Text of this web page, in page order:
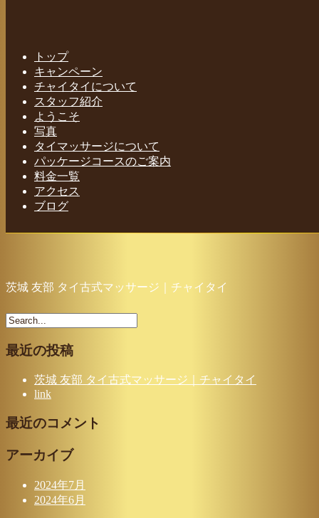
Toggle navigation
トップ
キャンペーン
チャイタイについて
スタッフ紹介
ようこそ
写真
タイマッサージについて
パッケージコースのご案内
料金一覧
アクセス
ブログ
茨城 友部 タイ古式マッサージ｜チャイタイ
最近の投稿
茨城 友部 タイ古式マッサージ｜チャイタイ
link
最近のコメント
アーカイブ
2024年7月
2024年6月